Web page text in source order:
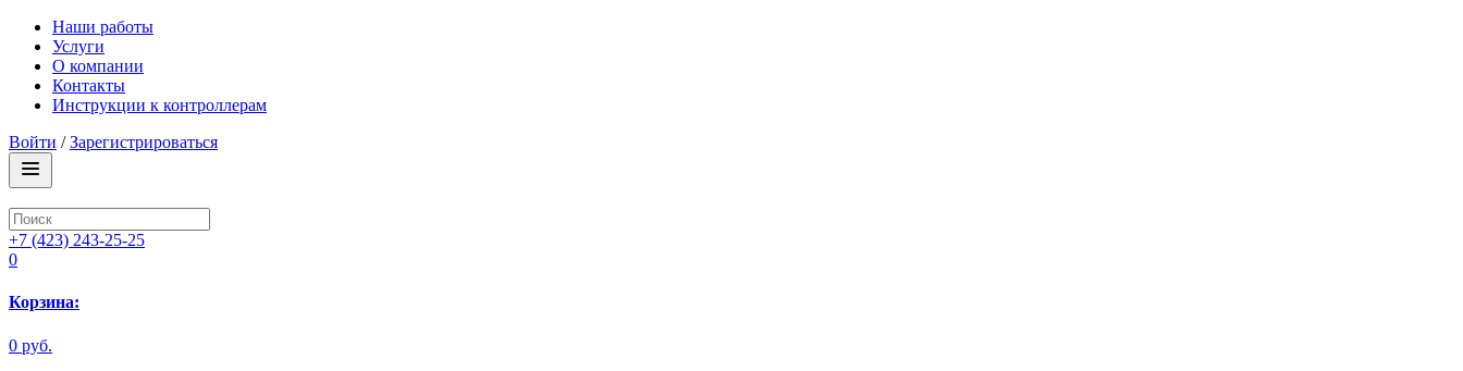
Наши работы
Услуги
О компании
Контакты
Инструкции к контроллерам
Войти /Зарегистрироваться
+7 (423) 243-25-25
0
Корзина:
0 руб.